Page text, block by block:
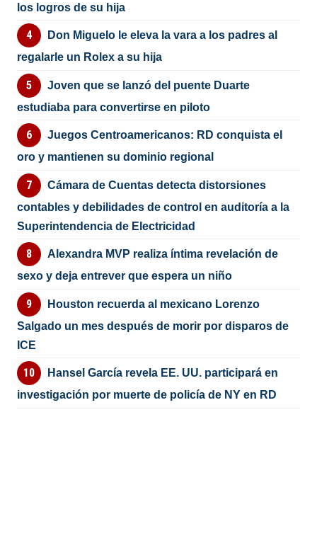
los logros de su hija
Don Miguelo le eleva la vara a los padres al
regalarle un Rolex a su hija
Joven que se lanzó del puente Duarte
estudiaba para convertirse en piloto
Juegos Centroamericanos: RD conquista el
oro y mantienen su dominio regional
Cámara de Cuentas detecta distorsiones
contables y debilidades de control en auditoría a la
Superintendencia de Electricidad
Alexandra MVP realiza íntima revelación de
sexo y deja entrever que espera un niño
Houston recuerda al mexicano Lorenzo
Salgado un mes después de morir por disparos de
ICE
Hansel García revela EE. UU. participará en
investigación por muerte de policía de NY en RD